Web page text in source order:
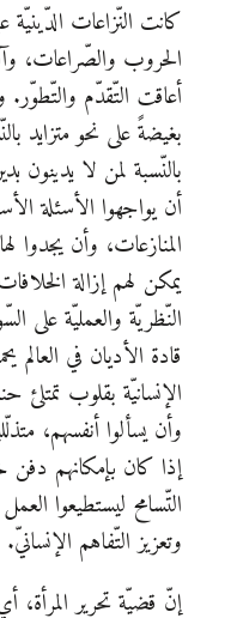
كانت النّزاعات الدّينيّة
الحروب والصّراعات،
أعاقت التّقدّم
بغيضةً على نحو متزايد
بالنّسبة لمن لا يدينون
أن يواجهوا الأسئلة
المنازعات، وأن يجدوا
يمكن لهم إزالة
النّظريّة والعمليّة على
قادة الأديان في العالم
الإنسانيّة بقلوب تمتلئ
وأن يسألوا أنفسهم،
إذا كان بإمكانهم دفن
التّسامح ليستطيعوا
وتعزيز التّفاهم الإنسانيّ.
إنّ قضيّة تحرير المرأة،